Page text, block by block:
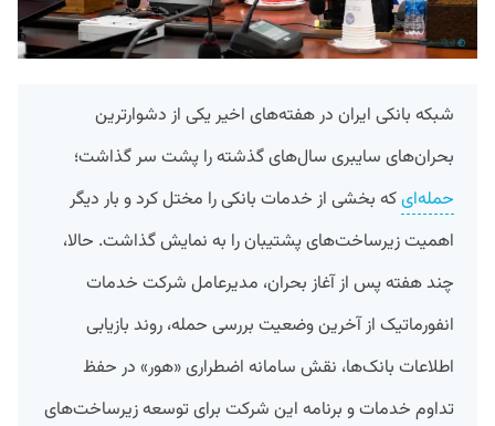
شبکه بانکی ایران در هفته‌های اخیر یکی از دشوارترین
بحران‌های سایبری سال‌های گذشته را پشت سر گذاشت؛
حمله‌ایکه بخشی از خدمات بانکی را مختل کرد و بار دیگر
اهمیت زیرساخت‌های پشتیبان را به نمایش گذاشت. حالا،
چند هفته پس از آغاز بحران، مدیرعامل شرکت خدمات
انفورماتیک از آخرین وضعیت بررسی حمله، روند بازیابی
اطلاعات بانک‌ها، نقش سامانه اضطراری «هور» در حفظ
تداوم خدمات و برنامه این شرکت برای توسعه زیرساخت‌های